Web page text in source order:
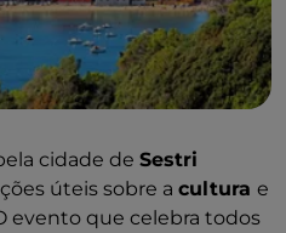
cidade de Sestri
úteis sobre a cultura e
evento que celebra todos